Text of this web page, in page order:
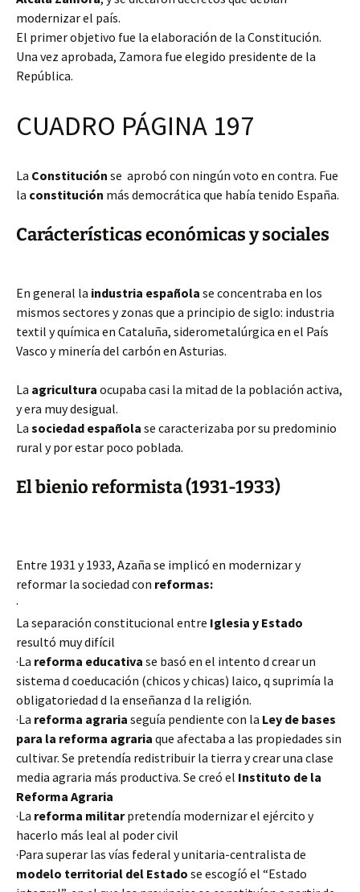
modernizar el país.
El primer objetivo fue la elaboración de la Constitución.
Una vez aprobada, Zamora fue elegido presidente de la
República.
CUADRO PÁGINA 197
La Constitución se aprobó con ningún voto en contra. Fue
la constitución más democrática que había tenido España.
Carácterísticas económicas y sociales
En general la industria española se concentraba en los
mismos sectores y zonas que a principio de siglo: industria
textil y química en Cataluña, siderometalúrgica en el País
Vasco y minería del carbón en Asturias.
La agricultura ocupaba casi la mitad de la población activa,
y era muy desigual.
La sociedad española se caracterizaba por su predominio
rural y por estar poco poblada.
El bienio reformista (1931-1933)
Entre 1931 y 1933, Azaña se implicó en modernizar y
reformar la sociedad con reformas:
·
La separación constitucional entre Iglesia y Estado
resultó muy difícil
·La reforma educativa se basó en el intento d crear un
sistema d coeducación (chicos y chicas) laico, q suprimía la
obligatoriedad d la enseñanza d la religión.
·La reforma agraria seguía pendiente con la Ley de bases
para la reforma agraria que afectaba a las propiedades sin
cultivar. Se pretendía redistribuir la tierra y crear una clase
media agraria más productiva. Se creó el Instituto de la
Reforma Agraria
·La reforma militarpretendía modernizar el ejército y
hacerlo más leal al poder civil
·Para superar las vías federal y unitaria-centralista de
modelo territorial del Estado se escogíó el “Estado